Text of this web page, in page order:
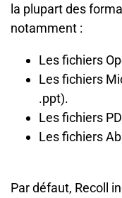
la plupart des
notamment :
Les fichiers
Les fichiers
.ppt).
Les fichiers
Les fichiers
Par défaut, Recoll